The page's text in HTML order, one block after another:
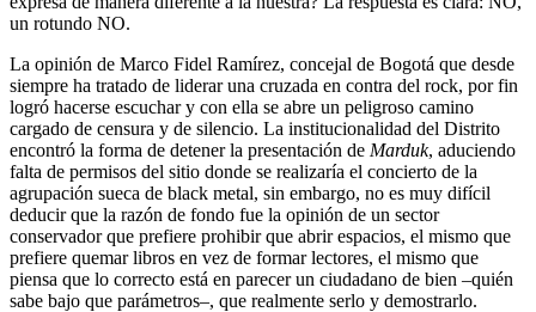
un rotundo NO.
La opinión de Marco Fidel Ramírez, concejal de Bogotá que desde
siempre ha tratado de liderar una cruzada en contra del rock, por fin
logró hacerse escuchar y con ella se abre un peligroso camino
cargado de censura y de silencio. La institucionalidad del Distrito
encontró la forma de detener la presentación de Marduk, aduciendo
falta de permisos del sitio donde se realizaría el concierto de la
agrupación sueca de black metal, sin embargo, no es muy difícil
deducir que la razón de fondo fue la opinión de un sector
conservador que prefiere prohibir que abrir espacios, el mismo que
prefiere quemar libros en vez de formar lectores, el mismo que
piensa que lo correcto está en parecer un ciudadano de bien –quién
sabe bajo que parámetros–, que realmente serlo y demostrarlo.